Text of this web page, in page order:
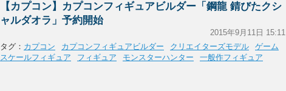
【カプコン】カプコンフィギュアビルダー「鋼龍 錆びたクシ
ャルダオラ」予約開始
2015年9月11日 15:11
タグ： カプコン カプコンフィギュアビルダー クリエイターズモデル
ゲーム
スケールフィギュア
フィギュア モンスターハンター 一般作フィギュア